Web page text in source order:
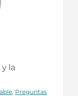
la
Preguntas